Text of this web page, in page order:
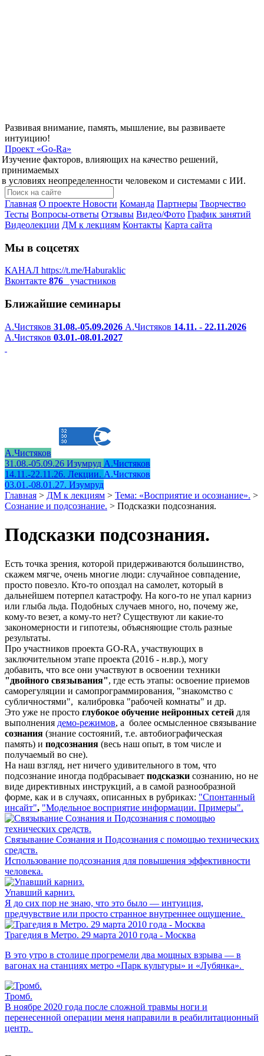
Развивая внимание, память, мышление, вы развиваете
интуицию!
Проект «Go-Ra»
Изучение факторов, влияющих на качество решений,
принимаемых
в условиях неопределенности человеком и системами с ИИ.
Главная О проекте Новости Команда Партнеры Творчество
Тесты Вопросы-ответы Отзывы Видео/Фото График занятий
Видеолекции ДМ к лекциям Контакты Карта сайта
Мы в соцсетях
КАНАЛ https://t.me/Haburaklic
Вконтакте 876 участников
Ближайшие семинары
А.Чистяков 31.08.-05.09.2026 А.Чистяков 14.11. - 22.11.2026
А.Чистяков 03.01.-08.01.2027
А.Чистяков
31.08.-05.09.26 Изумруд А.Чистяков
14.11.-22.11.26. Лекции. А.Чистяков
03.01.-08.01.27. Изумруд
Главная > ДМ к лекциям > Тема: «Восприятие и осознание». >
Сознание и подсознание. > Подсказки подсознания.
Подсказки подсознания.
Есть точка зрения, которой придерживаются большинство,
скажем мягче, очень многие люди: случайное совпадение,
просто повезло. Кто-то опоздал на самолет, который в
дальнейшем потерпел катастрофу. На кого-то не упал карниз
или глыба льда. Подобных случаев много, но, почему же,
кому-то везет, а кому-то нет? Существуют ли какие-то
закономерности и гипотезы, объясняющие столь разные
результаты.
Про участников проекта GO-RA, участвующих в
заключительном этапе проекта (2016 - н.вр.), могу
добавить, что все они участвуют в освоении техники
"двойного связывания", где есть этапы: освоение приемов
саморегуляции и самопрограммирования, "знакомство с
субличностями", калибровка "рабочей комнаты" и др.
Это уже не просто глубокое обучение нейронных сетей для
выполнения демо-режимов, а более осмысленное связывание
сознания (знание состояний, т.е. автобиографическая
память) и подсознания (весь наш опыт, в том числе и
получаемый во сне).
На наш взгляд, нет ничего удивительного в том, что
подсознание иногда подбрасывает подсказки сознанию, но не
виде директивных инструкций, а в самой разнообразной
форме, как и в случаях, описанных в рубриках: "Спонтанный
инсайт", "Модельное восприятие информации. Примеры".
Связывание Сознания и Подсознания с помощью технических
средств.
Использование подсознания для повышения эффективности
человека.
Упавший карниз.
Я до сих пор не знаю, что это было — интуиция,
предчувствие или просто странное внутреннее ощущение.
Трагедия в Метро. 29 марта 2010 года - Москва
В это утро в столице прогремели два мощных взрыва — в
вагонах на станциях метро «Парк культуры» и «Лубянка».
Тромб.
В ноябре 2020 года после сложной травмы ноги и
перенесенной операции меня направили в реабилитационный
центр.